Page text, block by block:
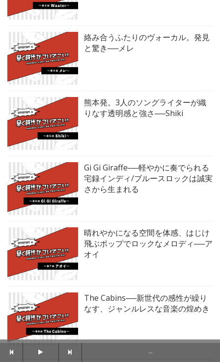
絡み合うふたりのヴォーカル。発見
と驚き──メレ
熊本発。3人のソングライターが織
りなす透明感と強さ──Shiki
Gi Gi Giraffe──軽やかに奏でられる
宅録インディ/ブルースロックは誠実
さから生まれる
晴れやかになる空間を体感、はじけ
飛ぶポップでロックなメロディ──ア
オイ
The Cabins──新世代の感性が繰り
なす、ジャンルレスな音楽の煌めき
--